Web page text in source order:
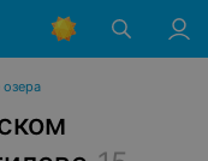
озера